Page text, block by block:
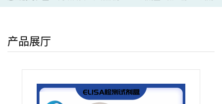
产品展厅